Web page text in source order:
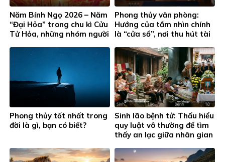
Năm Bính Ngọ 2026 – Năm
“Đại Hỏa” trong chu kì Cửu
Tử Hỏa, những nhóm người
Phong thủy văn phòng:
Hướng của tầm nhìn chính
là “cửa sổ”, nơi thu hút tài
Phong thủy tốt nhất trong
đời là gì, bạn có biết?
Sinh lão bệnh tử: Thấu hiểu
quy luật vô thường để tìm
thấy an lạc giữa nhân gian